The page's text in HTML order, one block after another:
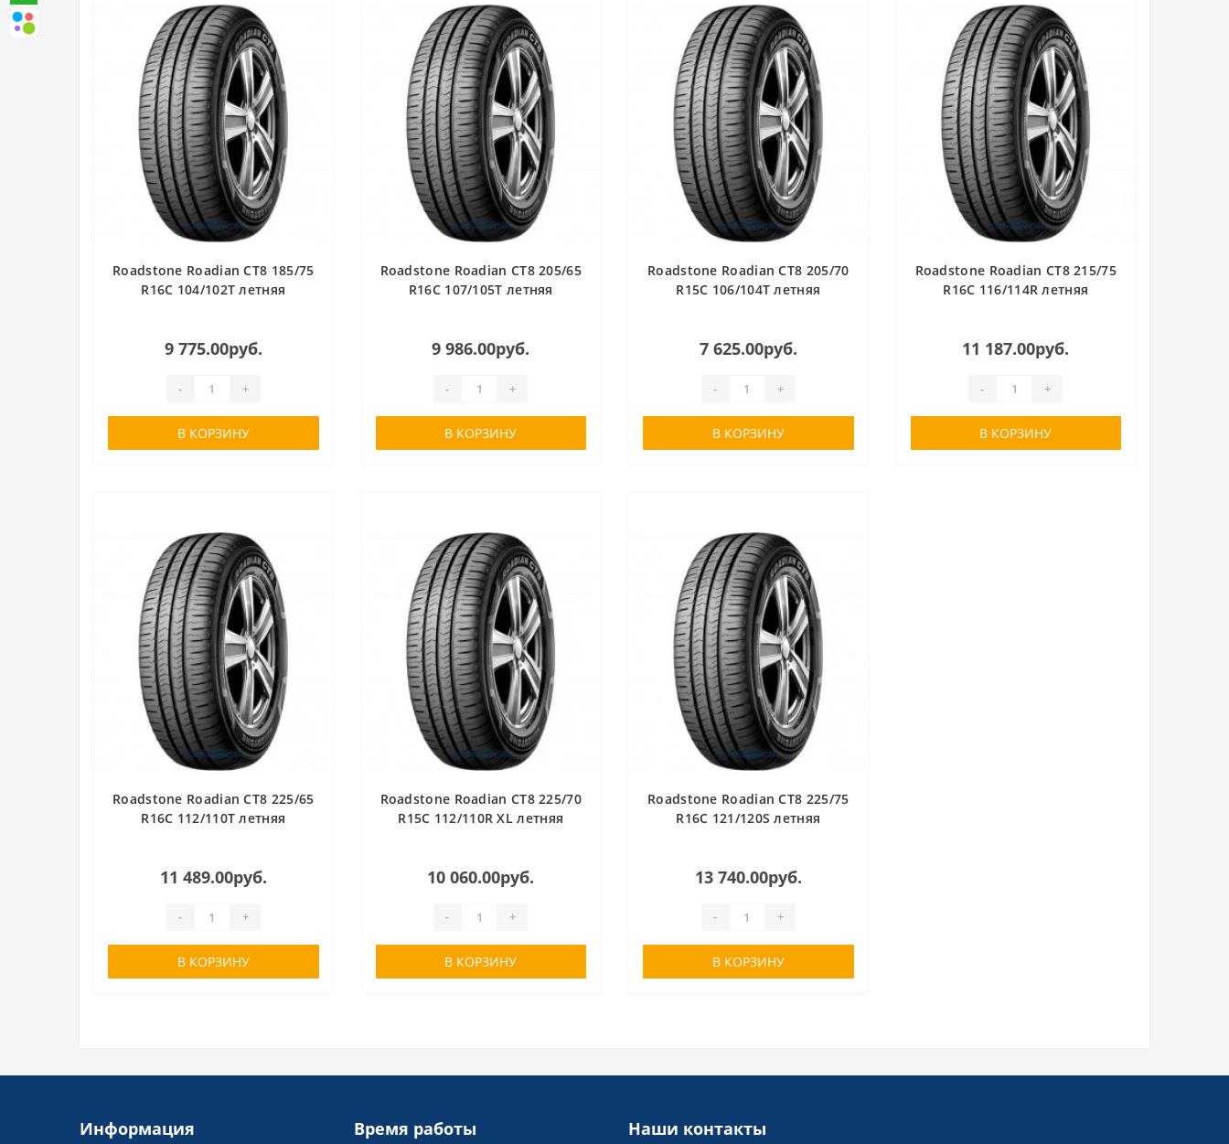
Roadstone Roadian CT8 185/75
R16C 104/102T летняя
9 775.00руб.
- +
В КОРЗИНУ
Roadstone Roadian CT8 205/65
R16C 107/105T летняя
9 986.00руб.
- +
В КОРЗИНУ
Roadstone Roadian CT8 205/70
R15C 106/104T летняя
7 625.00руб.
- +
В КОРЗИНУ
Roadstone Roadian CT8 215/75
R16C 116/114R летняя
11 187.00руб.
- +
В КОРЗИНУ
Roadstone Roadian CT8 225/65
R16C 112/110T летняя
11 489.00руб.
- +
В КОРЗИНУ
Roadstone Roadian CT8 225/70
R15C 112/110R XL летняя
10 060.00руб.
- +
В КОРЗИНУ
Roadstone Roadian CT8 225/75
R16C 121/120S летняя
13 740.00руб.
- +
В КОРЗИНУ
Информация Время работы Наши контакты